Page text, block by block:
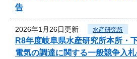
告
2026年1月26日更新 水産研究所
R8年度岐阜県水産研究所本所・
電気の調達に関する一般競争入